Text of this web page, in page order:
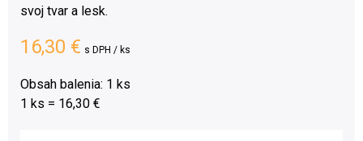
svoj tvar a lesk.
16,30 € s DPH / ks
Obsah balenia: 1 ks
1 ks = 16,30 €